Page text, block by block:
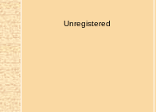
Unregistered